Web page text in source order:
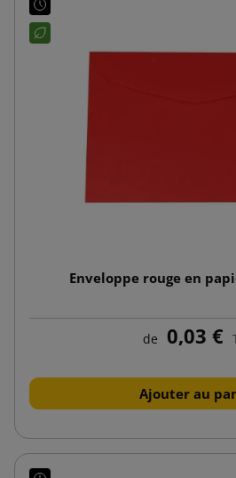
Enveloppe rouge en
de 0,03 €
Ajouter au